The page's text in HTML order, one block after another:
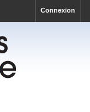
Connexion